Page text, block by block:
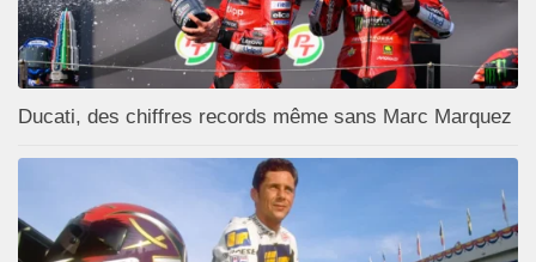
Ducati, des chiffres records même sans Marc Marquez